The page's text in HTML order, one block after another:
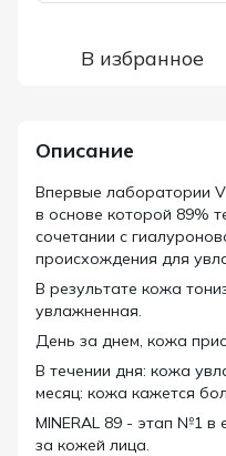
В избранное
Описание
Впервые лаборатории
в основе которой 89%
сочетании с
происхождения для
В результате кожа
увлажненная.
День за днем, кожа
В течении дня: кожа
месяц: кожа кажется
MINERAL 89 - этап №1
за кожей лица.